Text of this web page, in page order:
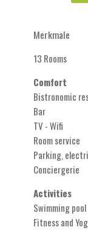
Merkmale
13 Rooms
Comfort
Bistronomic
Bar
TV - Wifi
Room service
Parking,
Conciergerie
Activities
Swimming pool
Fitness and